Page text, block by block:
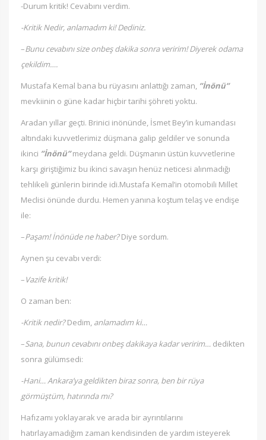
-Durum kritik! Cevabını verdim.
-Kritik Nedir, anlamadım ki! Dediniz.
–Bunu cevabını size onbeş dakika sonra veririm! Diyerek odama
çekildim….
Mustafa Kemal bana bu rüyasını anlattığı zaman, ”İnönü”
mevkiinin o güne kadar hiçbir tarihi şöhreti yoktu.
Aradan yıllar geçti. Brinici inönünde, İsmet Bey’in kumandası
altındaki kuvvetlerimiz düşmana galip geldiler ve sonunda
ikinci ”İnönü”meydana geldi. Düşmanın üstün kuvvetlerine
karşı giriştiğimiz bu ikinci savaşın henüz neticesi alınmadığı
tehlikeli günlerin birinde idi.Mustafa Kemal’in otomobili Millet
Meclisi önünde durdu. Hemen yanına koştum telaş ve endişe
ile:
–Paşam! İnönüde ne haber?Diye sordum.
Aynen şu cevabı verdi:
–Vazife kritik!
O zaman ben:
-Kritik nedir?Dedim, anlamadım ki…
–Sana, bunun cevabını onbeş dakikaya kadar veririm… dedikten
sonra gülümsedi:
-Hani… Ankara’ya geldikten biraz sonra, ben bir rüya
görmüştüm, hatırında mı?
Hafızamı yoklayarak ve arada bir ayrıntılarını
hatırlayamadığım zaman kendisinden de yardım isteyerek